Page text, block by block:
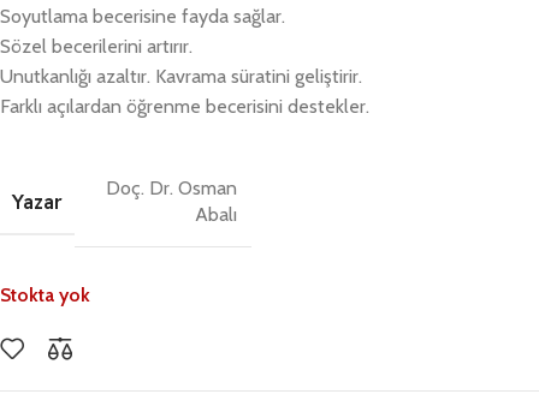
Soyutlama becerisine fayda sağlar.
Sözel becerilerini artırır.
Unutkanlığı azaltır. Kavrama süratini geliştirir.
Farklı açılardan öğrenme becerisini destekler.
Yazar
Doç. Dr. Osman
Abalı
Stokta yok